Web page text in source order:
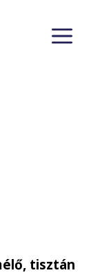
tisztán